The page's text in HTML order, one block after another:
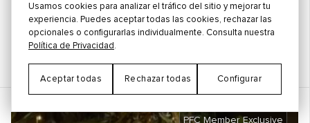
PFC Member Exclusive
Usamos cookies para analizar el tráfico del sitio y mejorar tu
experiencia. Puedes aceptar todas las cookies, rechazar las
opcionales o configurarlas individualmente. Consulta nuestra
Política de Privacidad .
Aceptar todas Rechazar todas Configurar